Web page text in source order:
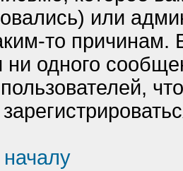
или
то
ни одного